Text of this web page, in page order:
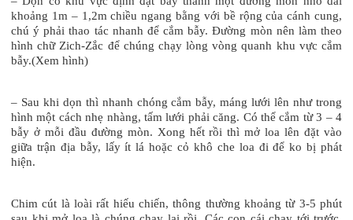
khoảng 1m – 1,2m chiều ngang bằng với bề rộng của cánh cung,
chú ý phải thao tác nhanh để cắm bẫy. Đường mòn nên làm theo
hình chữ Zich-Zắc để chúng chạy lòng vòng quanh khu vực cắm
bẫy.(Xem hình)
– Sau khi dọn thì nhanh chóng cắm bẫy, máng lưới lên như trong
hình một cách nhẹ nhàng, tấm lưới phải căng. Có thể cắm từ 3 – 4
bẫy ở mỗi đầu đường mòn. Xong hết rồi thì mở loa lên đặt vào
giữa trận địa bẫy, lấy ít lá hoặc cỏ khô che loa đi để ko bị phát
hiện.
Chim cút là loài rất hiếu chiến, thông thường khoảng từ 3-5 phút